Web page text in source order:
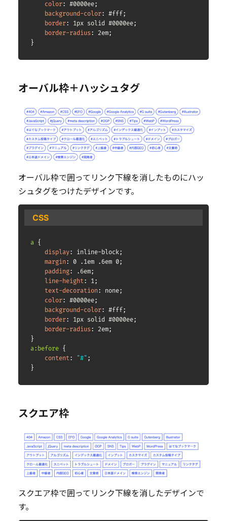
color: #0000ee;
background-color: #fff ;
border: 1px solid #0000ee;
border-radius : 2em;
}
オーバル枠＋ハッシュタグ
オーバル枠で囲ってリンク下線を消したものにハッ
シュタグをつけたデザインです。
CSS
a {
display: inline-block;
margin: 0 .1em .6em 0;
padding: .6em;
line-height: 1;
text-decoration: none;
color: #0000ee;
background-color: #fff;
border: 1px solid #0000ee;
border-radius : 2em;
}
a:before {
content: "#" ;
}
スクエア枠
スクエア枠で囲ってリンク下線を消したデザインで
す。